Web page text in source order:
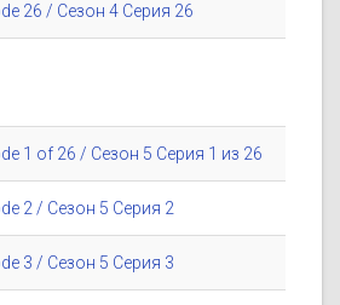
26 / Сезон 4 Серия 26
1 of 26 / Сезон 5 Серия 1 из 26
2 / Сезон 5 Серия 2
3 / Сезон 5 Серия 3